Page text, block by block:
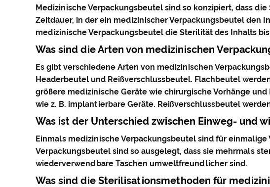
Medizinische Verpackungsbeutel sind so konzipiert, dass
Zeitdauer, in der ein medizinischer Verpackungsbeutel den
medizinische Verpackungsbeutel die Sterilität des Inhalts
Was sind die Arten von medizinischen
Es gibt verschiedene Arten von medizinischen
Headerbeutel und Reißverschlussbeutel. Flachbeutel
größere medizinische Geräte wie chirurgische Vorhänge
wie z. B. implantierbare Geräte. Reißverschlussbeutel
Was ist der Unterschied zwischen Einweg- und
Einmals medizinische Verpackungsbeutel sind für
Verpackungsbeutel sind so ausgelegt, dass sie mehrmals
wiederverwendbare Taschen umweltfreundlicher sind.
Was sind die Sterilisationsmethoden für